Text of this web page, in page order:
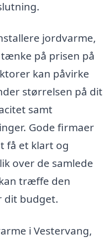
jordvarme,
på prisen på
kan påvirke
størrelsen på dit
samt
Gode firmaer
få et klart og
over de samlede
træffe den
dit budget.
i Vestervang,